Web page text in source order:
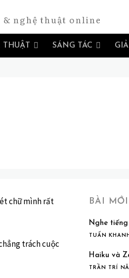
& nghệ thuật online
THUẬT SÁNG TÁC
chữ mình rất
trách cuộc
BÀI
Nghe
TUẤN KHANH
Haiku và
TRẦN TRÍ